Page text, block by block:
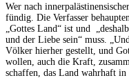
Wer nach
fündig. Die Verfasser
„Gottes Land“ ist und
und der Liebe sein“ muss.
Völker hierher gestellt, und
wollen, auch die Kraft,
schaffen, das Land wahrhaft